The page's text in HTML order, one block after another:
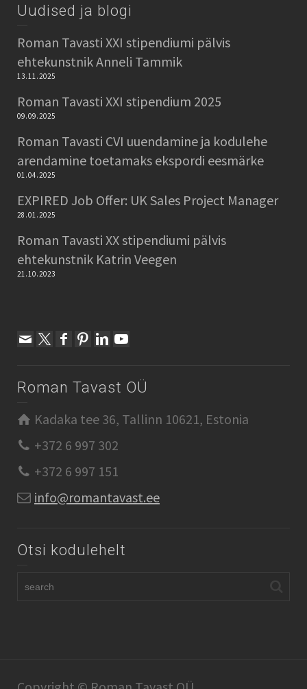
Uudised ja blogi
Roman Tavasti XXI stipendiumi pälvis
ehtekunstnik Anneli Tammik
13.11.2025
Roman Tavasti XXI stipendium 2025
09.09.2025
Roman Tavasti CVI uuendamine ja kodulehe
arendamine toetamaks ekspordi eesmärke
01.04.2025
EXPIRED Job Offer: UK Sales Project Manager
28.01.2025
Roman Tavasti XX stipendiumi pälvis
ehtekunstnik Katrin Veegen
21.10.2023
Roman Tavast OÜ
Kadaka tee 36, Tallinn 10621, Estonia
+372 6 997 302
+372 6 997 151
info@romantavast.ee
Otsi kodulehelt